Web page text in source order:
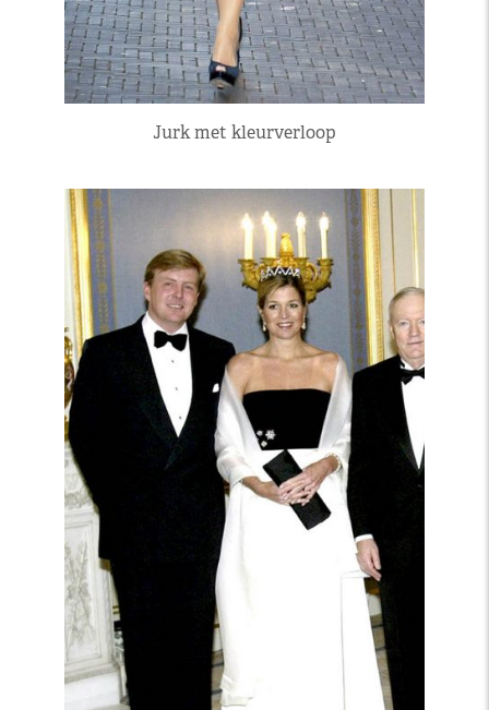
Jurk met kleurverloop